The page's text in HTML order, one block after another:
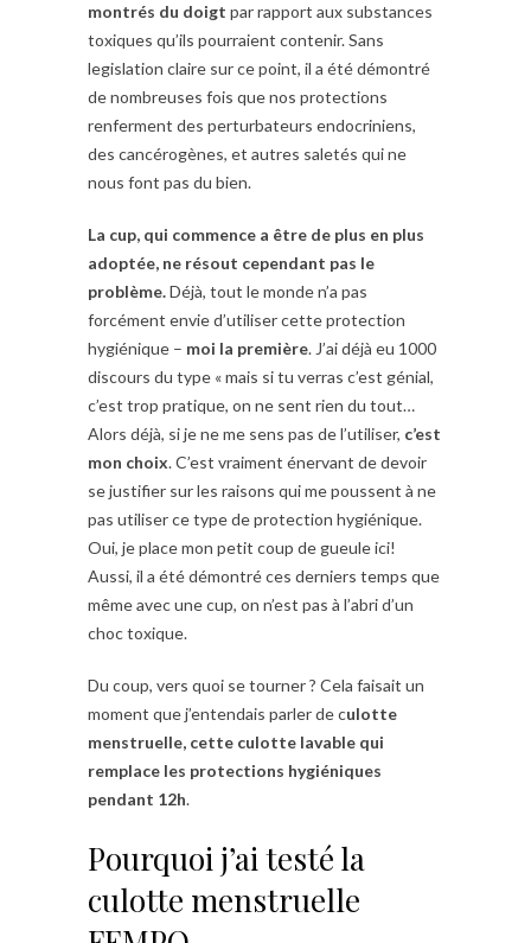
montrés du doigt par rapport aux substances
toxiques qu’ils pourraient contenir. Sans
legislation claire sur ce point, il a été démontré
de nombreuses fois que nos protections
renferment des perturbateurs endocriniens,
des cancérogènes, et autres saletés qui ne
nous font pas du bien.
La cup, qui commence a être de plus en plus
adoptée, ne résout cependant pas le
problème.Déjà, tout le monde n’a pas
forcément envie d’utiliser cette protection
hygiénique – moi la première. J’ai déjà eu 1000
discours du type « mais si tu verras c’est génial,
c’est trop pratique, on ne sent rien du tout…
Alors déjà, si je ne me sens pas de l’utiliser, c’est
mon choix. C’est vraiment énervant de devoir
se justifier sur les raisons qui me poussent à ne
pas utiliser ce type de protection hygiénique.
Oui, je place mon petit coup de gueule ici!
Aussi, il a été démontré ces derniers temps que
même avec une cup, on n’est pas à l’abri d’un
choc toxique.
Du coup, vers quoi se tourner ? Cela faisait un
moment que j’entendais parler de culotte
menstruelle, cette culotte lavable qui
remplace les protections hygiéniques
pendant 12h.
Pourquoi j’ai testé la
culotte menstruelle